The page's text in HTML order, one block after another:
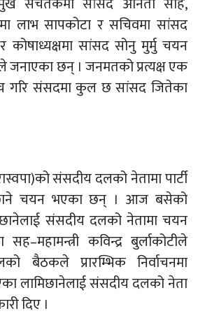
लाभ सापकोटा र सचिवमा सांसद
कोषाध्यक्षमा सांसद सोनु मुर्मु चयन
जनाएका छन् । जनमतको प्रत्यक्ष एक
गरि संसदमा कुल छ सांसद जितेका
(रास्वपा)को संसदीय दलको नेतामा पार्टी
चयन भएका छन् । आज बसेको
संसदीय दलको नेतामा चयन
कविन्द्र बुर्लाकोटीले
बैठकले प्रारम्भिक निर्वाचनमा
लामिछानेलाई संसदीय दलको नेता
दिए ।